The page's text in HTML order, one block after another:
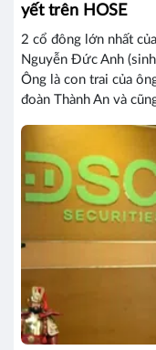
yết trên HOSE
2 cổ đông lớn nhất
Nguyễn Đức Anh
Ông là con trai của
đoàn Thành An và